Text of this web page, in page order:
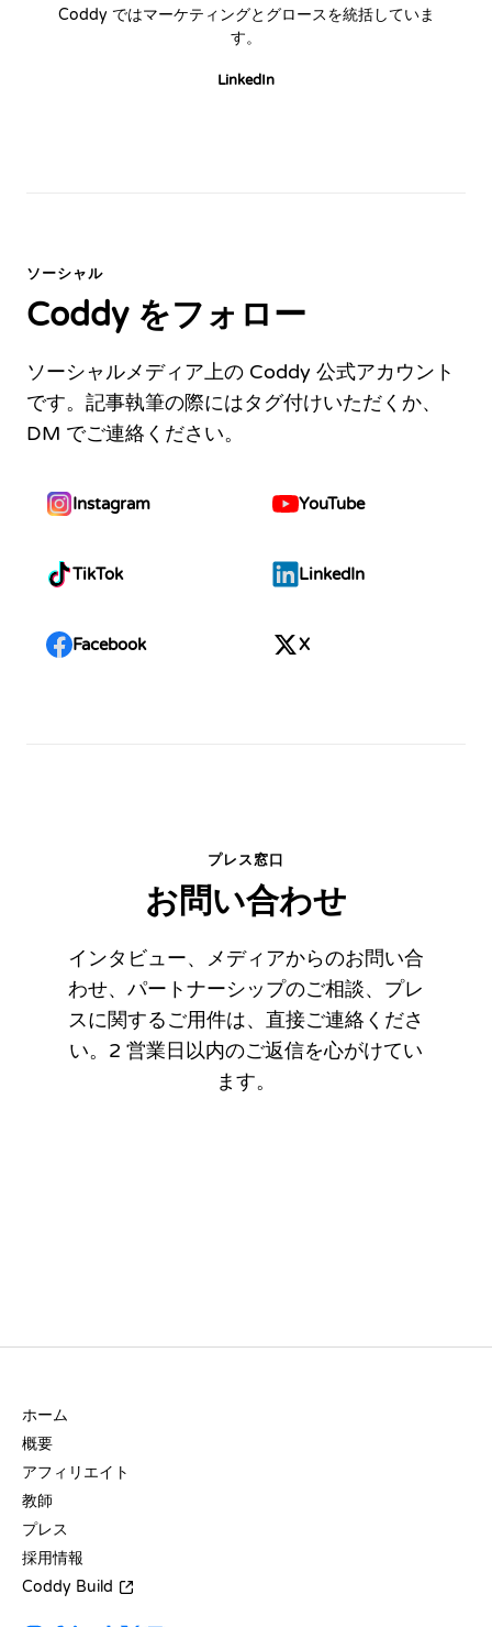
Coddy ではマーケティングとグロースを統括していま
す。
LinkedIn
ソーシャル
Coddy をフォロー
ソーシャルメディア上の Coddy 公式アカウント
です。記事執筆の際にはタグ付けいただくか、
DM でご連絡ください。
Instagram YouTube
TikTok LinkedIn
Facebook X
プレス窓口
お問い合わせ
インタビュー、メディアからのお問い合
わせ、パートナーシップのご相談、プレ
スに関するご用件は、直接ご連絡くださ
い。2 営業日以内のご返信を心がけてい
ます。
ホーム
概要
アフィリエイト
教師
プレス
採用情報
Coddy Build